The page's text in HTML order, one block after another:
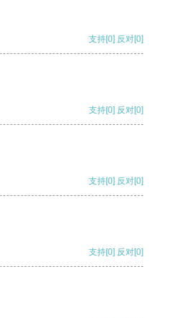
支持[0] 反对[0]
支持[0] 反对[0]
支持[0] 反对[0]
支持[0] 反对[0]